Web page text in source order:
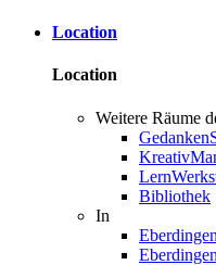
Location
Location
Weitere Räume
Bibliothek
In
Eberdingen